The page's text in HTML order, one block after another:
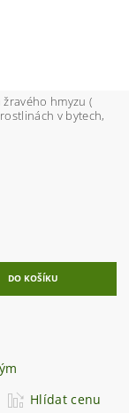
hmyzu (
v bytech,
Hlídat cenu